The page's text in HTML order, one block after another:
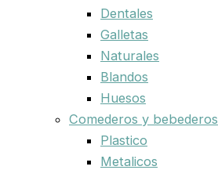
Dentales
Galletas
Naturales
Blandos
Huesos
Comederos y bebederos
Plastico
Metalicos